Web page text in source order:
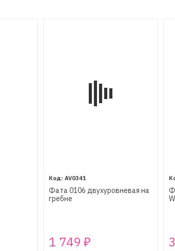
AV0341
Фата 0106 двухуровневая на
гребне
1 749 ₽